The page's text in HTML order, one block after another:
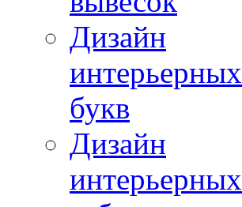
Дизайн
интерьерных
букв
Дизайн
интерьерных